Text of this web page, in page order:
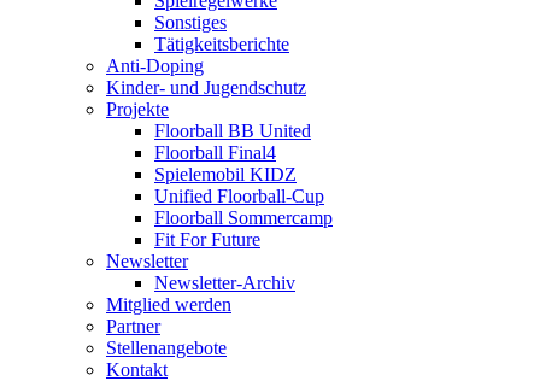
Sonstiges
Tätigkeitsberichte
Anti-Doping
Kinder- und Jugendschutz
Projekte
Floorball BB United
Floorball Final4
Spielemobil KIDZ
Unified Floorball-Cup
Floorball Sommercamp
Fit For Future
Newsletter
Newsletter-Archiv
Mitglied werden
Partner
Stellenangebote
Kontakt